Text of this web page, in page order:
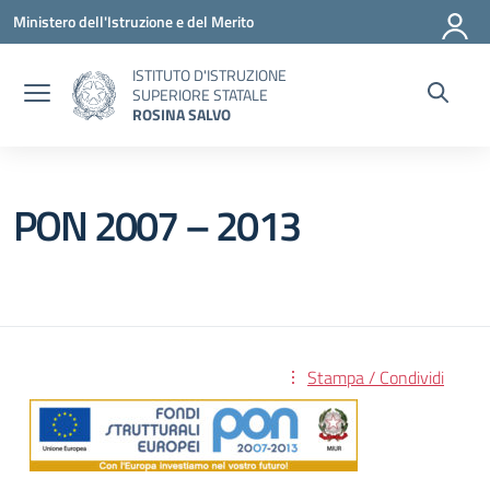
Vai ai contenuti
Vai al menu di navigazione
Vai al footer
Ministero dell'Istruzione e del Merito
ISTITUTO D'ISTRUZIONE
SUPERIORE STATALE
ROSINA SALVO
PON 2007 – 2013
Stampa / Condividi